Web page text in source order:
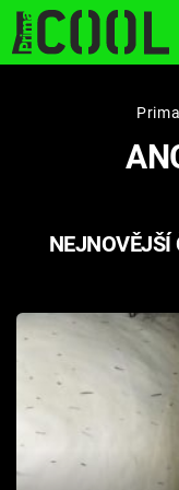
STARHOUSE
PLNEJ
Filmy
Seriály
Hry
NEJNOVĚJŠÍ